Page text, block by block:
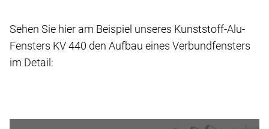
Sehen Sie hier am Beispiel unseres Kunststoff-Alu-
Fensters KV 440 den Aufbau eines Verbundfensters
im Detail: